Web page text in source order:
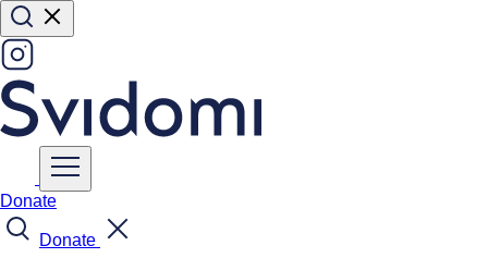
Donate
Donate